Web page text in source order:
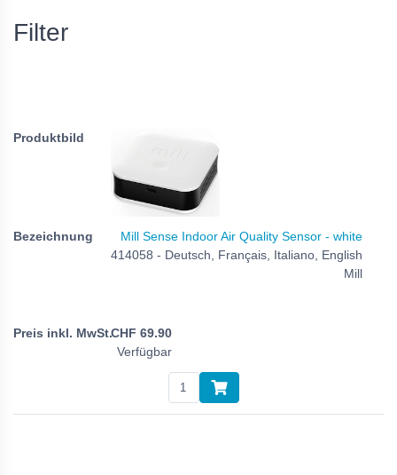
Filter
Mill Sense Indoor Air Quality Sensor - white
414058 - Deutsch, Français, Italiano, English
Mill
CHF 69.90
Verfügbar